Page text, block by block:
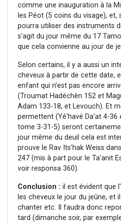
comme une inauguration à la
les Péot (5 coins du visage), et,
pourra utiliser des instruments
s'agit du jour même du 17
que cela convienne au jour de
Selon certains, il y a aussi un
cheveux à partir de cette date,
enfant qui n'est pas encore
(Troumat Hadéchèn 152 et
Adam 133-18, et Levouch). Et
permettent (Yé'havé Da'at 4-36
tome 3-31-5) seront
jour même du deuil cela est
prouve le Rav Its'hak Weiss
247 (mis à part pour le Ta'anit
voir responsa 360).
Conclusion : il est évident que
les cheveux le jour du jeûne, et
chanter etc. Il faudra donc
tard (dimanche soir, par